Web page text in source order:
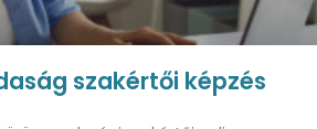
szakértői képzés